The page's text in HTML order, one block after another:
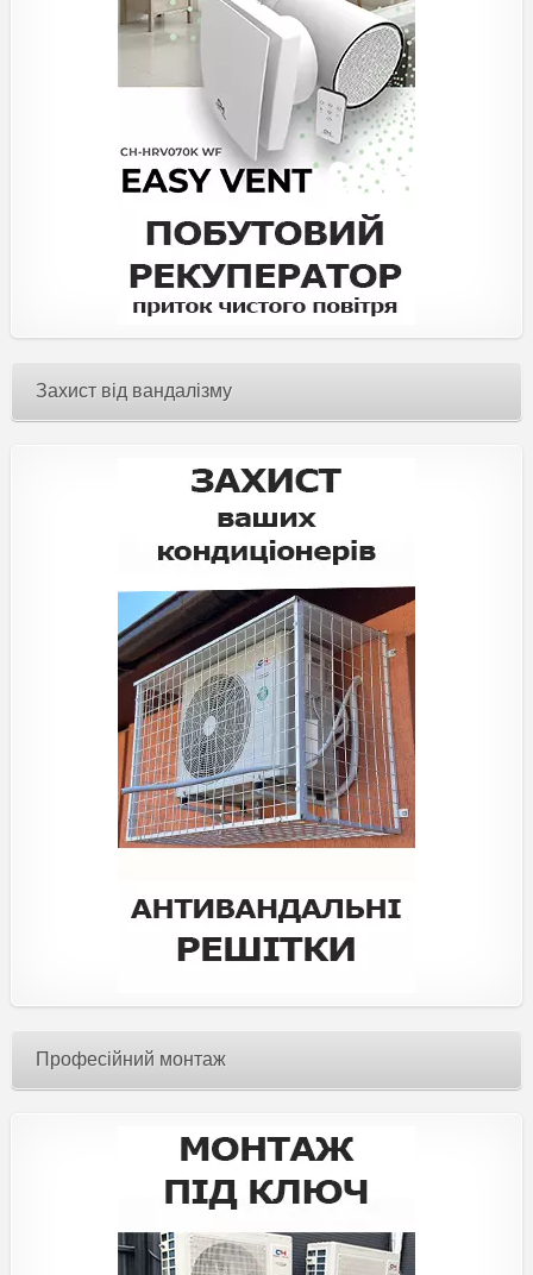
Захист від вандалізму
Професійний монтаж